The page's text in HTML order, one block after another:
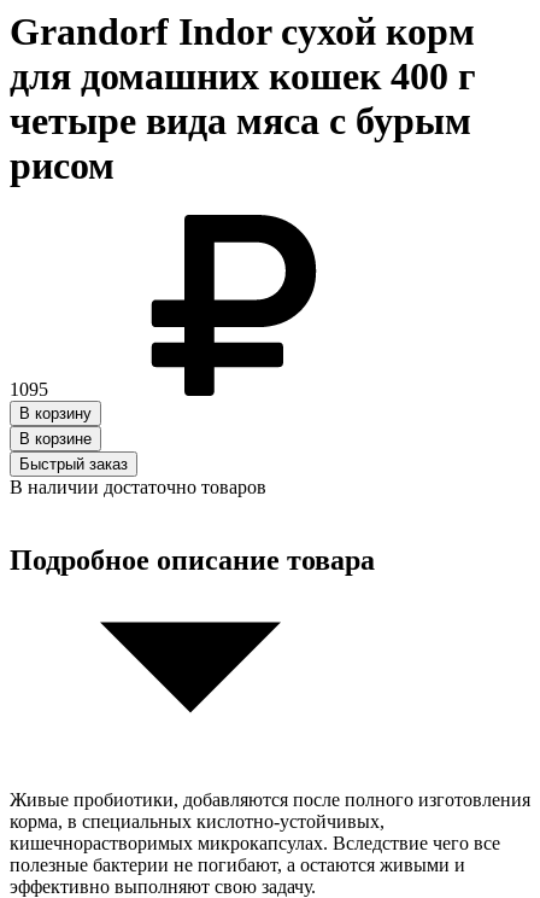
Grandorf Indor сухой корм
для домашних кошек 400 г
четыре вида мяса с бурым
рисом
1095
В корзину
В корзинe
Быстрый заказ
В наличии достаточно товаров
Подробное описание товара
Живые пробиотики, добавляются после полного изготовления
корма, в специальных кислотно-устойчивых,
кишечнорастворимых микрокапсулах. Вследствие чего все
полезные бактерии не погибают, а остаются живыми и
эффективно выполняют свою задачу.